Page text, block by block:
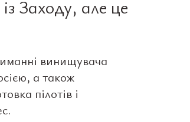
Заходу, але це
винищувача
а також
пілотів і